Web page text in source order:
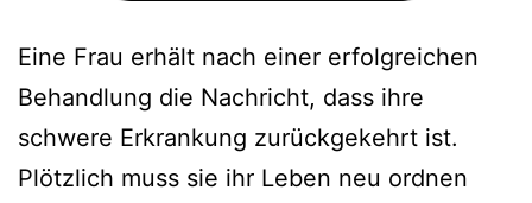
Eine Frau erhält nach einer erfolgreichen
Behandlung die Nachricht, dass ihre
schwere Erkrankung zurückgekehrt ist.
Plötzlich muss sie ihr Leben neu ordnen